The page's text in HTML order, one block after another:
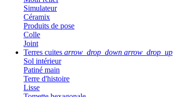
Simulateur
Céramix
Produits de pose
Colle
Joint
Terres cuites arrow_drop_down arrow_drop_up
Sol intérieur
Patiné main
Terre d'histoire
Lisse